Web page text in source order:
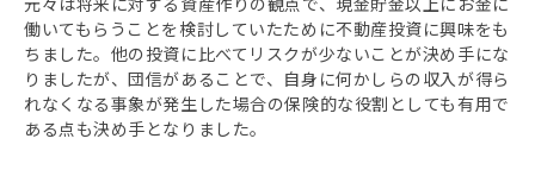
働いてもらうことを検討していたために不動産投資に興味をも
ちました。他の投資に比べてリスクが少ないことが決め手にな
りましたが、団信があることで、自身に何かしらの収入が得ら
れなくなる事象が発生した場合の保険的な役割としても有用で
ある点も決め手となりました。